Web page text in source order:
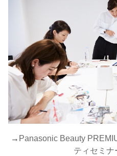
→ Panasonic Beauty
ティセミナ